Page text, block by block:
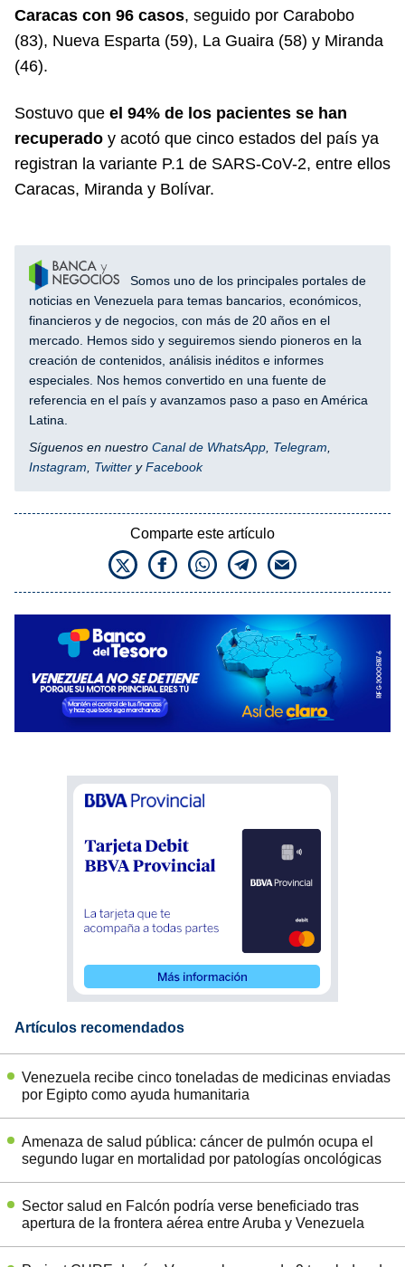
Caracas con 96 casos, seguido por Carabobo
(83), Nueva Esparta (59), La Guaira (58) y Miranda
(46).
Sostuvo que el 94% de los pacientes se han
recuperado y acotó que cinco estados del país ya
registran la variante P.1 de SARS-CoV-2, entre ellos
Caracas, Miranda y Bolívar.
Somos uno de los principales portales de
noticias en Venezuela para temas bancarios, económicos,
financieros y de negocios, con más de 20 años en el
mercado. Hemos sido y seguiremos siendo pioneros en la
creación de contenidos, análisis inéditos e informes
especiales. Nos hemos convertido en una fuente de
referencia en el país y avanzamos paso a paso en América
Latina.
Síguenos en nuestro Canal de WhatsApp Telegram
Instagram
Twitter yFacebook
Comparte este artículo
Artículos recomendados
Venezuela recibe cinco toneladas de medicinas enviadas
por Egipto como ayuda humanitaria
Amenaza de salud pública: cáncer de pulmón ocupa el
segundo lugar en mortalidad por patologías oncológicas
Sector salud en Falcón podría verse beneficiado tras
apertura de la frontera aérea entre Aruba y Venezuela